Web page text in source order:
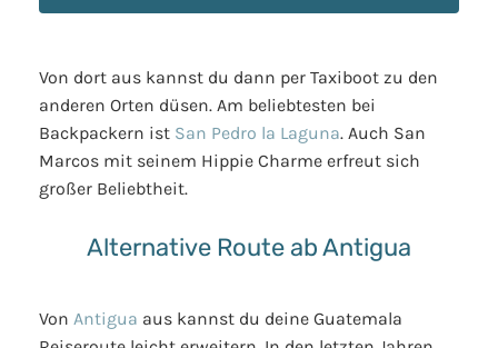
Von dort aus kannst du dann per Taxiboot zu den
anderen Orten düsen. Am beliebtesten bei
Backpackern ist San Pedro la Laguna. Auch San
Marcos mit seinem Hippie Charme erfreut sich
großer Beliebtheit.
Alternative Route ab Antigua
Von Antigua aus kannst du deine Guatemala